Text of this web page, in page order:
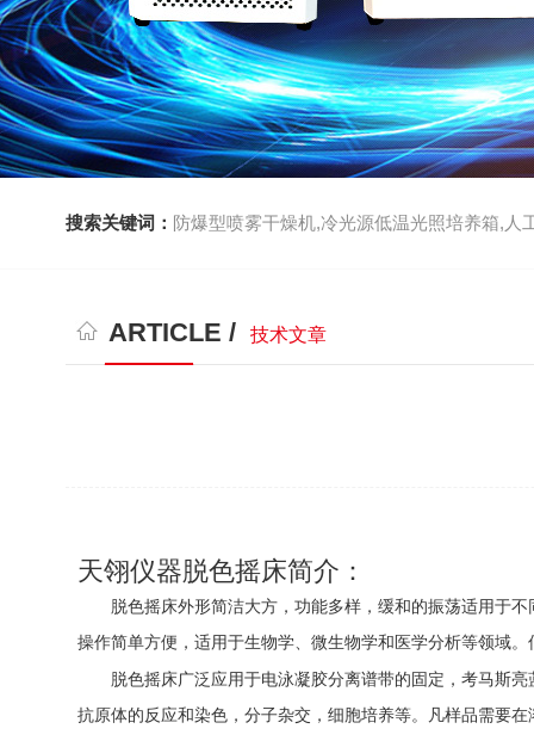
搜索关键词： 防爆型喷雾干燥机,冷光源低温光照培养箱,人
ARTICLE / 技术文章
天翎仪器脱色摇床简介：
脱色摇床外形简洁大方，功能多样，缓和的振荡适用于
操作简单方便，适用于生物学、微生物学和医学分析等领域
脱色摇床广泛应用于电泳凝胶分离谱带的固定，考马斯
抗原体的反应和染色，分子杂交，细胞培养等。凡样品需要